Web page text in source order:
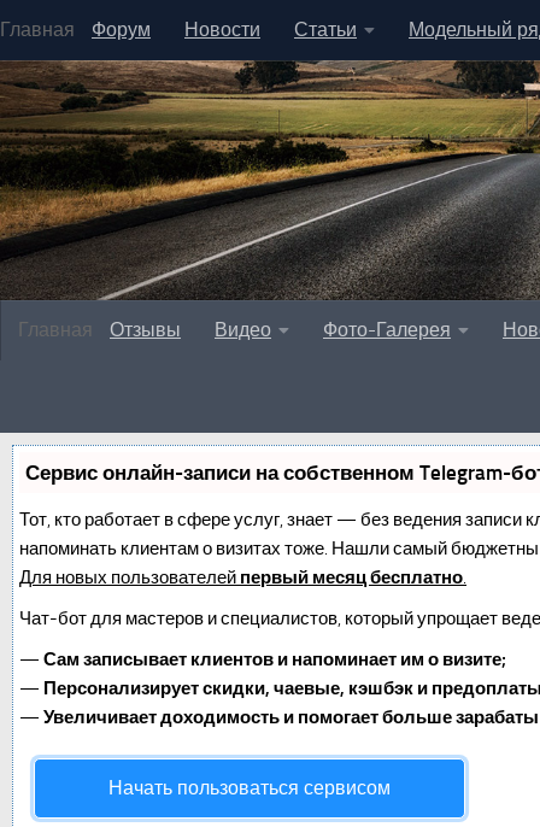
Главная Форум Новости Статьи Модельный
Главная Отзывы Видео Фото-Галерея
Сервис онлайн-записи на собственном Telegram-
Тот, кто работает в сфере услуг, знает — без ведения записи
напоминать клиентам о визитах тоже. Нашли самый
Для новых пользователей первый месяц бесплатно.
Чат-бот для мастеров и специалистов, который упрощает
— Сам записывает клиентов и напоминает им о визите;
— Персонализирует скидки, чаевые, кэшбэк и
— Увеличивает доходимость и помогает больше
Начать пользоваться сервисом